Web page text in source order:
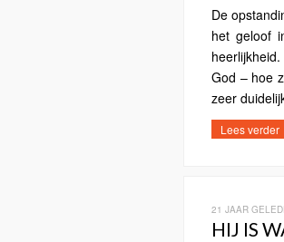
De
het geloof
God – hoe
zeer
Lees verder
21 JAAR
HIJ IS